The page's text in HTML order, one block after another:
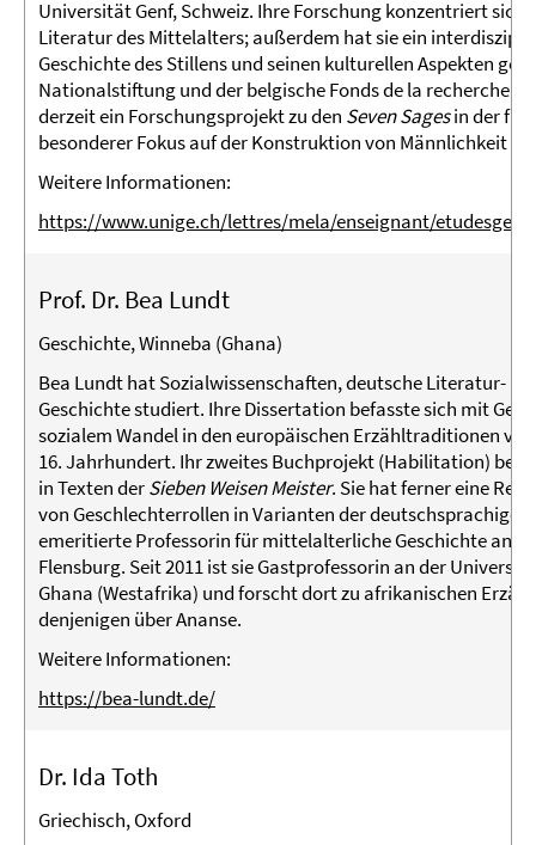
Universität Genf, Schweiz. Ihre Forschung konzentriert sich
Literatur des Mittelalters; außerdem hat sie ein
Geschichte des Stillens und seinen kulturellen Aspekten
Nationalstiftung und der belgische Fonds de la recherche
derzeit ein Forschungsprojekt zu den Seven Sagesin der
besonderer Fokus auf der Konstruktion von Männlichkeit
Weitere Informationen:
https://www.unige.ch/lettres/mela/enseignant/
Prof. Dr. Bea Lundt
Geschichte, Winneba (Ghana)
Bea Lundt hat Sozialwissenschaften, deutsche Literatur-
Geschichte studiert. Ihre Dissertation befasste sich mit
sozialem Wandel in den europäischen Erzähltraditionen
16. Jahrhundert. Ihr zweites Buchprojekt (Habilitation)
in Texten derSieben Weisen Meister. Sie hat ferner eine
von Geschlechterrollen in Varianten der
emeritierte Professorin für mittelalterliche Geschichte an
Flensburg. Seit 2011 ist sie Gastprofessorin an der
Ghana (Westafrika) und forscht dort zu afrikanischen
denjenigen über Ananse.
Weitere Informationen:
https://bea-lundt.de/
Dr. Ida Toth
Griechisch, Oxford